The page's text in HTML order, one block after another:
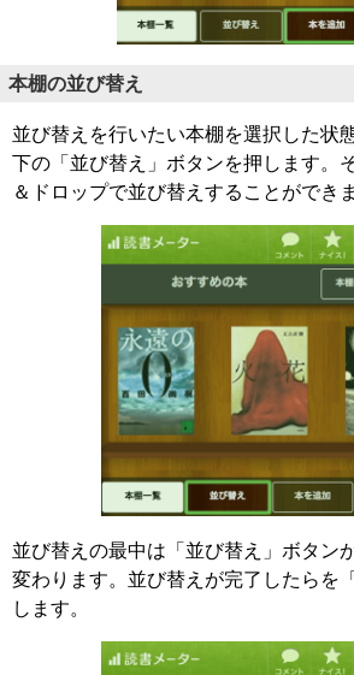
本棚の並び替え
並び替えを行いたい本棚を選択した状
下の「並び替え」ボタンを押します。
＆ドロップで並び替えすることができま
並び替えの最中は「並び替え」ボタン
変わります。並び替えが完了したらを
します。